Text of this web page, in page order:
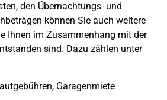
den Übernachtungs- und
können Sie auch weitere
Ihnen im Zusammenhang mit der
sind. Dazu zählen unter
Garagenmiete